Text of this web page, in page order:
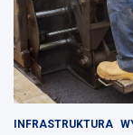
INFRASTRUKTURA